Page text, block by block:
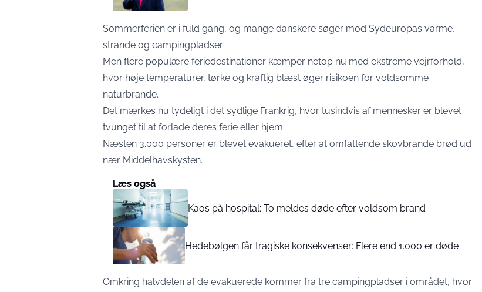
Sommerferien er i fuld gang, og mange danskere søger mod Sydeuropas varme,
strande og campingpladser.
Men flere populære feriedestinationer kæmper netop nu med ekstreme vejrforhold,
hvor høje temperaturer, tørke og kraftig blæst øger risikoen for voldsomme
naturbrande.
Det mærkes nu tydeligt i det sydlige Frankrig, hvor tusindvis af mennesker er blevet
tvunget til at forlade deres ferie eller hjem.
Næsten 3.000 personer er blevet evakueret, efter at omfattende skovbrande brød ud
nær Middelhavskysten.
Læs også
Kaos på hospital: To meldes døde efter voldsom brand
Hedebølgen får tragiske konsekvenser: Flere end 1.000 er døde
Omkring halvdelen af de evakuerede kommer fra tre campingpladser i området, hvor